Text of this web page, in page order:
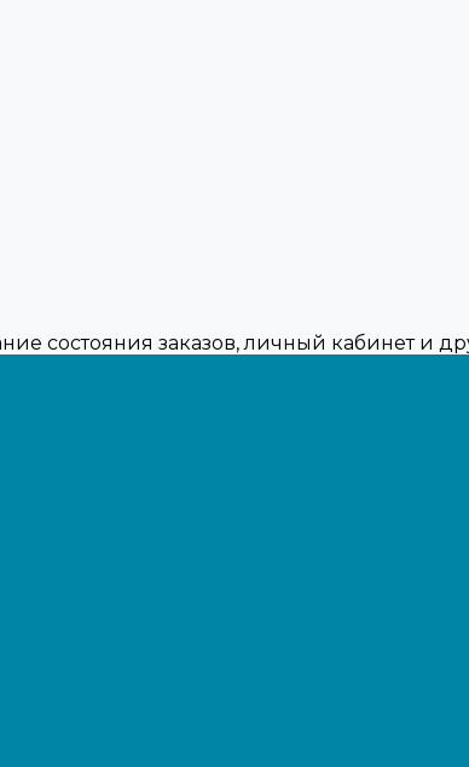
состояния заказов, личный кабинет и